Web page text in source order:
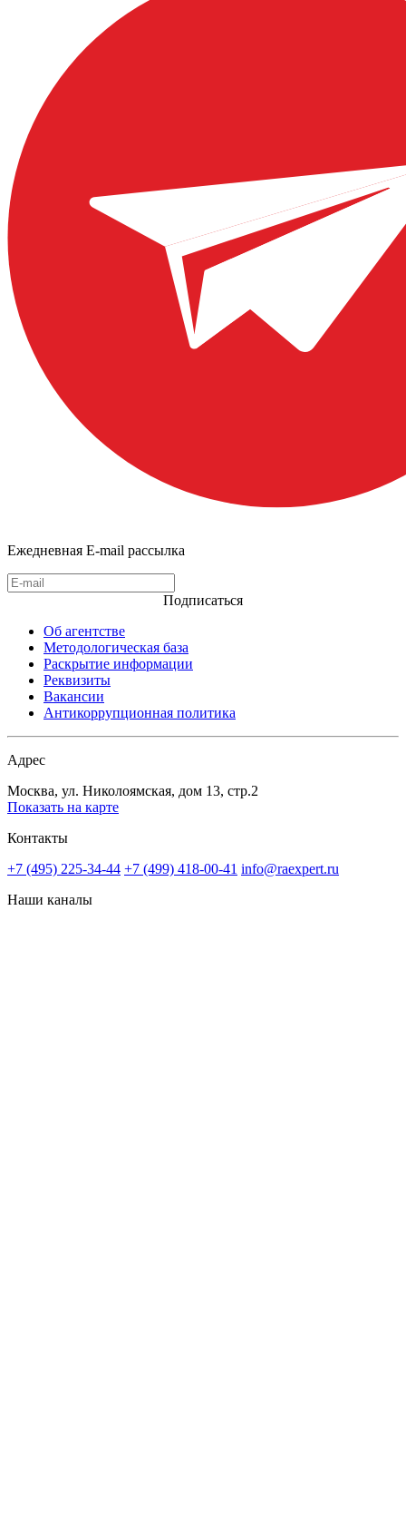
Ежедневная E-mail рассылка
Подписаться
Об агентстве
Методологическая база
Раскрытие информации
Реквизиты
Вакансии
Антикоррупционная политика
Адрес
Москва, ул. Николоямская, дом 13, стр.2
Показать на карте
Контакты
+7 (495) 225-34-44 +7 (499) 418-00-41 info@raexpert.ru
Наши каналы